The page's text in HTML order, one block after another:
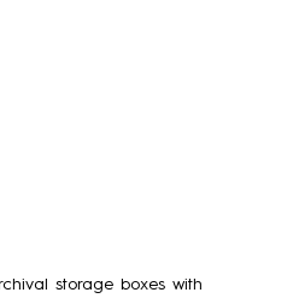
storage boxes with